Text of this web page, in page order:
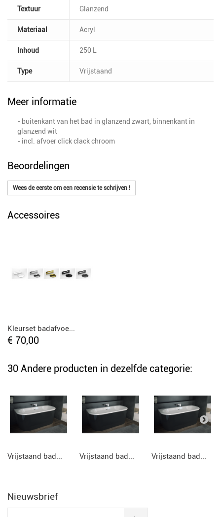
Textuur Glanzend
Materiaal Acryl
Inhoud 250 L
Type Vrijstaand
Meer informatie
- buitenkant van het bad in glanzend zwart, binnenkant in
glanzend wit
- incl. afvoer click clack chroom
Beoordelingen
Wees de eerste om een recensie te schrijven !
Accessoires
Kleurset badafvoe...
€ 70,00
30 Andere producten in dezelfde categorie:
Vrijstaand bad... Vrijstaand bad... Vrijstaand bad...
Nieuwsbrief